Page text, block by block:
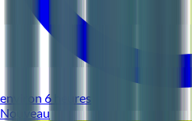
environ 6 heures
Nouveau